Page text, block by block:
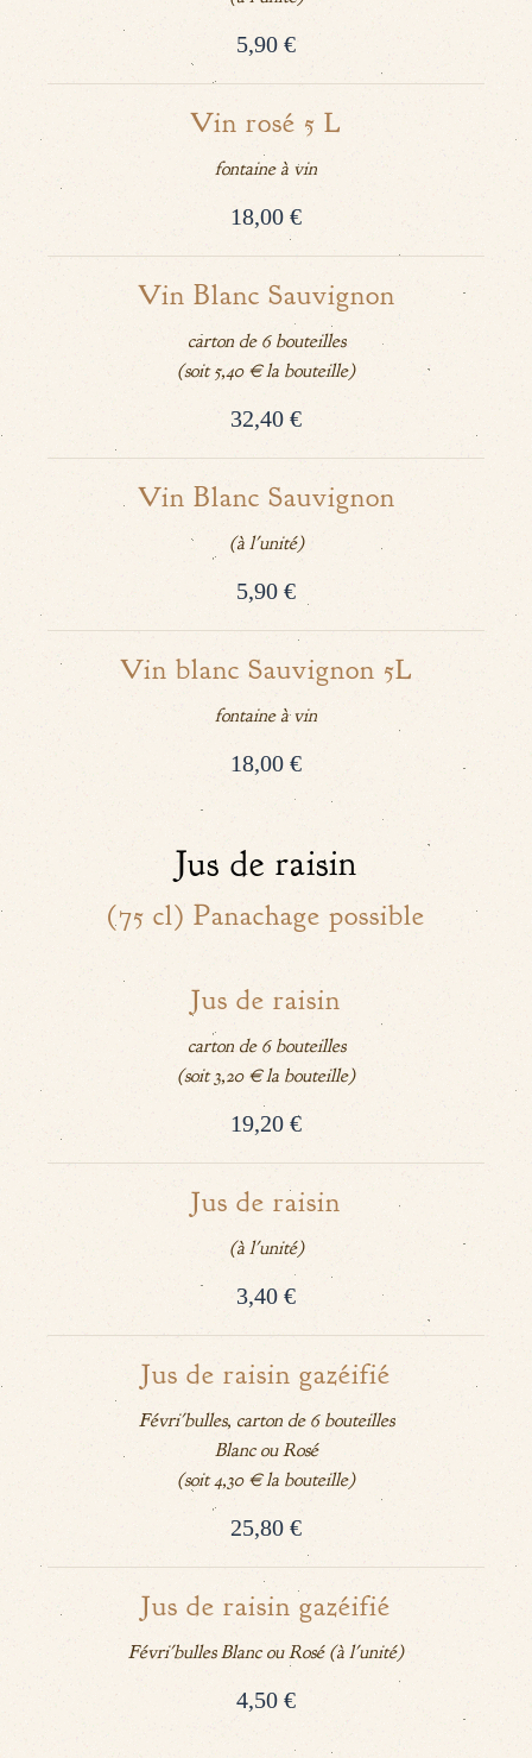
5,90 €
Vin rosé 5 L
fontaine à vin
18,00 €
Vin Blanc Sauvignon
carton de 6 bouteilles
(soit 5,40 € la bouteille)
32,40 €
Vin Blanc Sauvignon
(à l'unité)
5,90 €
Vin blanc Sauvignon 5L
fontaine à vin
18,00 €
Jus de raisin
(75 cl) Panachage possible
Jus de raisin
carton de 6 bouteilles
(soit 3,20 € la bouteille)
19,20 €
Jus de raisin
(à l'unité)
3,40 €
Jus de raisin gazéifié
Févri'bulles, carton de 6 bouteilles
Blanc ou Rosé
(soit 4,30 € la bouteille)
25,80 €
Jus de raisin gazéifié
Févri'bulles Blanc ou Rosé (à l'unité)
4,50 €